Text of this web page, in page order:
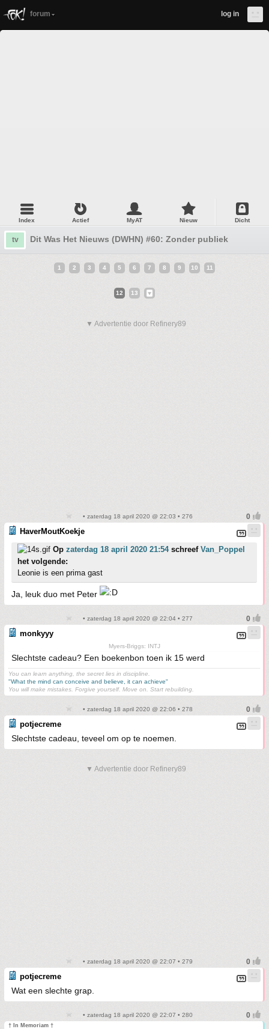
forum log in
Index Actief MyAT Nieuw Dicht
tv Dit Was Het Nieuws (DWHN) #60: Zonder publiek
1 2 3 4 5 6 7 8 9 10 11
12 13
▼ Advertentie door Refinery89
• zaterdag 18 april 2020 @ 22:03 • 276
HaverMoutKoekje
Op zaterdag 18 april 2020 21:54schreef Van_Poppel
het volgende:
Leonie is een prima gast
Ja, leuk duo met Peter
• zaterdag 18 april 2020 @ 22:04 • 277
monkyyy
Myers-Briggs: INTJ
Slechtste cadeau? Een boekenbon toen ik 15 werd
You can learn anything, the secret lies in discipline.
"What the mind can conceive and believe, it can achieve"
You will make mistakes. Forgive yourself. Move on. Start rebuilding.
• zaterdag 18 april 2020 @ 22:06 • 278
potjecreme
Slechtste cadeau, teveel om op te noemen.
▼ Advertentie door Refinery89
• zaterdag 18 april 2020 @ 22:07 • 279
potjecreme
Wat een slechte grap.
• zaterdag 18 april 2020 @ 22:07 • 280
† In Memoriam †